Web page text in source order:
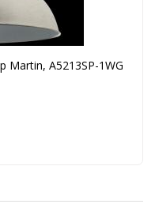
Martin, A5213SP-1WG